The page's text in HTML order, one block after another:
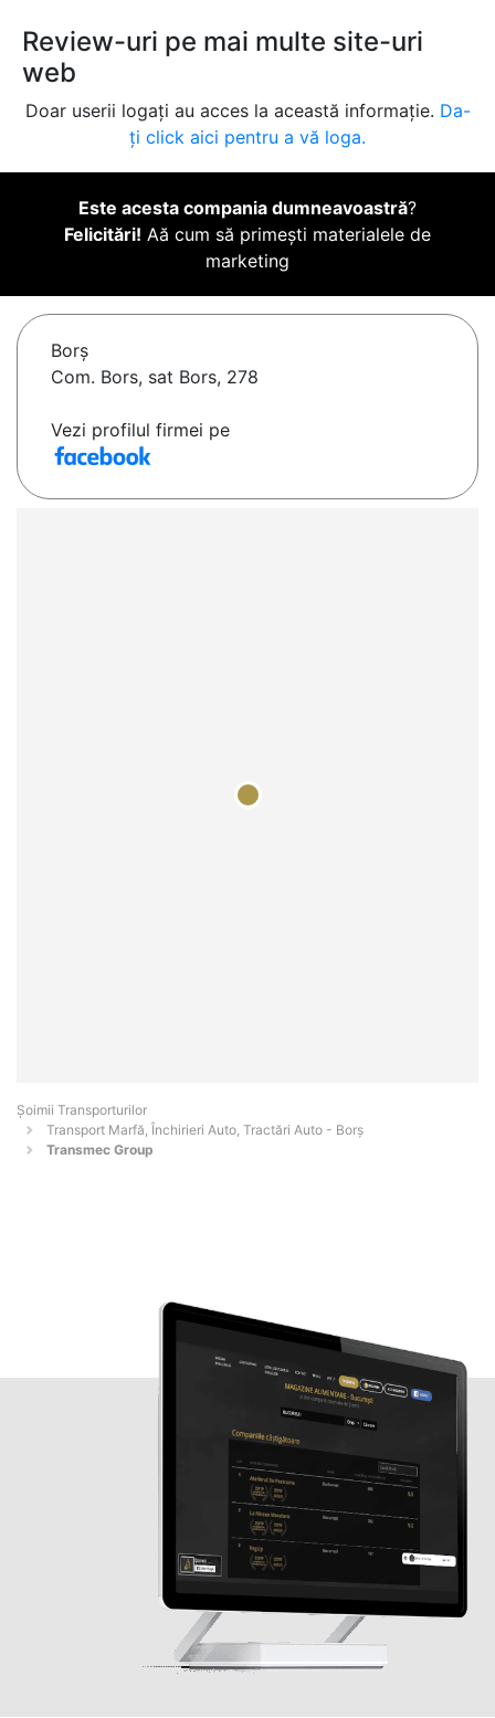
Review-uri pe mai multe site-uri
web
Doar userii logați au acces la această informație. Da-
ți click aici pentru a vă loga.
Este acesta compania dumneavoastră?
Felicitări! Aă cum să primești materialele de
marketing
Borş
Com. Bors, sat Bors, 278
Vezi profilul firmei pe
Șoimii Transporturilor
Transport Marfă, Închirieri Auto, Tractări Auto - Borş
Transmec Group